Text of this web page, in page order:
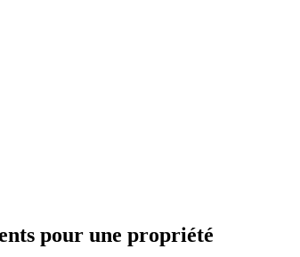
pour une propriété